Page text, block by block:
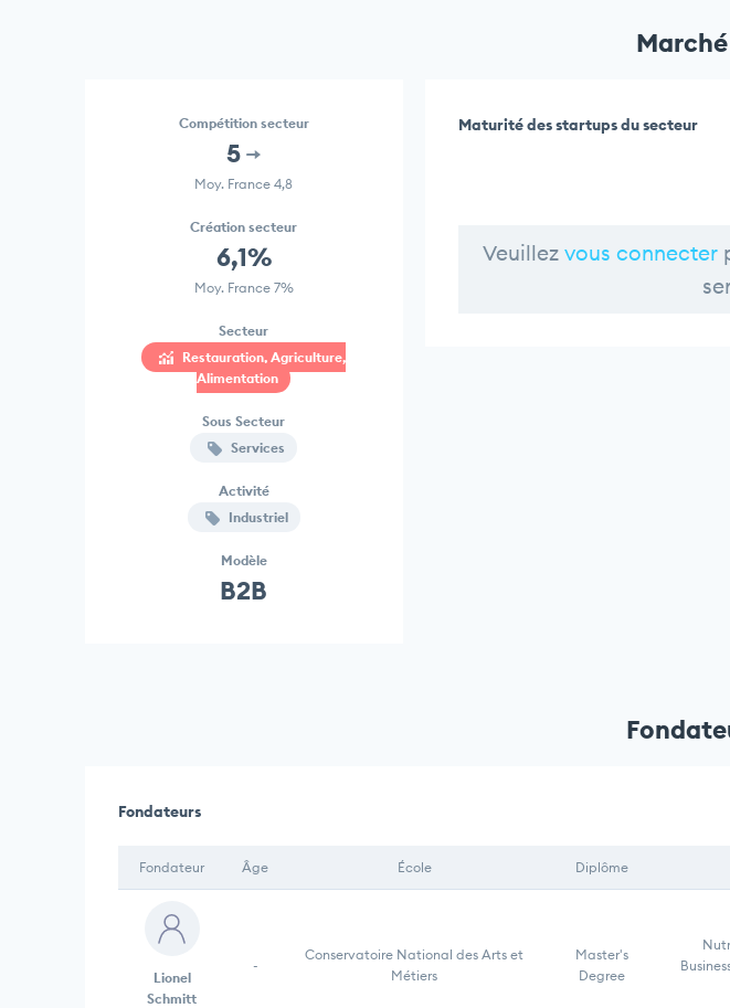
Compétition secteur
5
Moy. France 4,8
Création secteur
6,1%
Moy. France 7%
Secteur
Restauration, Agriculture,
Alimentation
Sous Secteur
Services
Activité
Industriel
Modèle
B2B
Maturité des startups du secteur
Veuillez vous connecter
Fondateurs
Fondateur Âge École Diplôme
Lionel
Schmitt
-
Conservatoire National des Arts et
Métiers
Master's
Degree